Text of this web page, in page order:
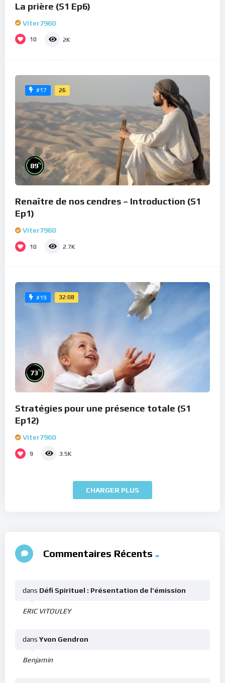
La prière (S1 Ep6)
Viter7960
10 2K
#17 26
89%
Renaître de nos cendres – Introduction (S1
Ep1)
Viter7960
10 2.7K
#19 32:08
73%
Stratégies pour une présence totale (S1
Ep12)
Viter7960
9 3.5K
CHARGER PLUS
Commentaires Récents
ERIC VITOULEY
dans Défi Spirituel : Présentation de l’émission
Benjamin
dans Yvon Gendron